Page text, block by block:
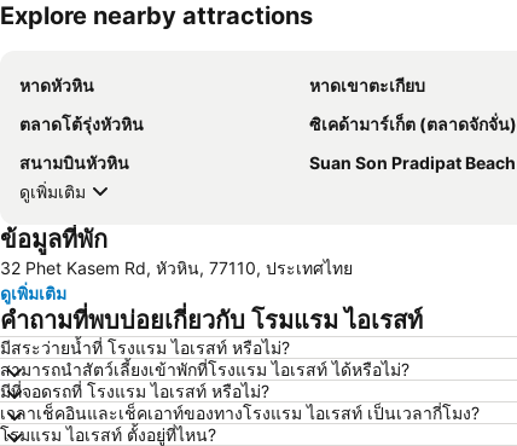
Explore nearby attractions
หาดหัวหิน หาดเขาตะเกียบ
ตลาดโต้รุ่งหัวหิน
ซิเคด้ามาร์เก็ต (ตลาดจักจั่น)
สนามบินหัวหิน
Suan Son Pradipat Beach
ดูเพิ่มเติม
ข้อมูลที่พัก
32 Phet Kasem Rd, หัวหิน, 77110, ประเทศไทย
ดูเพิ่มเติม
คำถามที่พบบ่อยเกี่ยวกับ โรมแรม ไอเรสท์
มีสระว่ายน้ำที่ โรงแรม ไอเรสท์ หรือไม่?
สามารถนำสัตว์เลี้ยงเข้าพักที่โรงแรม ไอเรสท์ ได้หรือไม่?
มีที่จอดรถที่ โรงแรม ไอเรสท์ หรือไม่?
เวลาเช็คอินและเช็คเอาท์ของทางโรงแรม ไอเรสท์ เป็นเวลากี่โมง?
โรมแรม ไอเรสท์ ตั้งอยู่ที่ไหน?